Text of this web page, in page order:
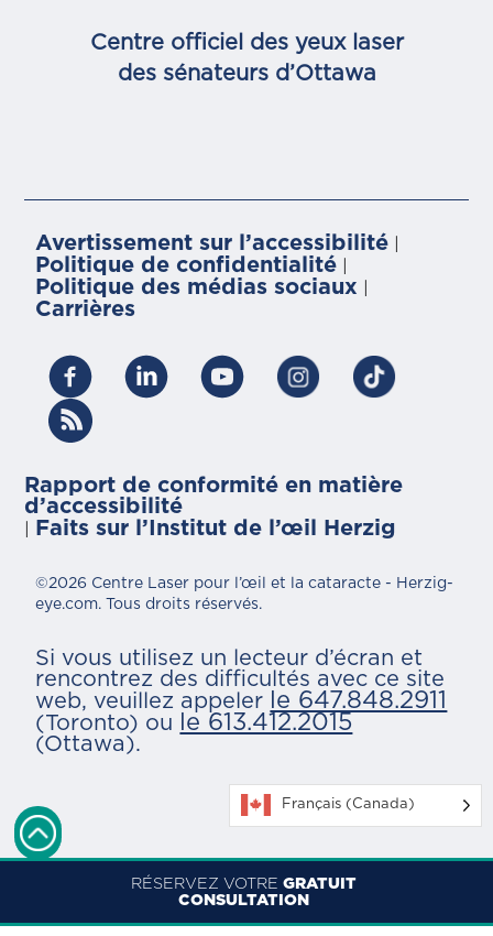
RÉSERVEZ VOTRE GRATUIT
CONSULTATION
Centre officiel des yeux laser
des sénateurs d’Ottawa
Avertissement sur l’accessibilité
Politique de confidentialité
Politique des médias sociaux
Carrières
Rapport de conformité en matière
d’accessibilité
Faits sur l’Institut de l’œil Herzig
©2026 Centre Laser pour l’œil et la cataracte - Herzig-
eye.com. Tous droits réservés.
Si vous utilisez un lecteur d’écran et
rencontrez des difficultés avec ce site
web, veuillez appeler
le 647.848.2911
(Toronto) ou le 613.412.2015
(Ottawa).
Français (Canada)